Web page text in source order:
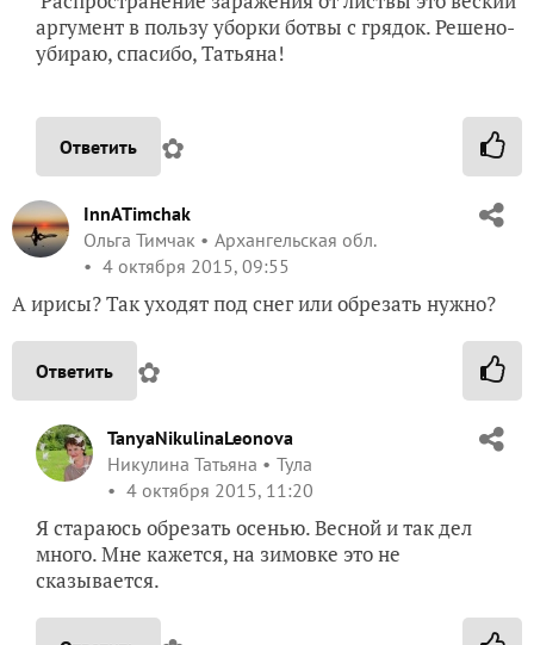
аргумент в пользу уборки ботвы с грядок. Решено-
убираю, спасибо, Татьяна!
Ответить ✿
InnATimchak
Ольга Тимчак
Архангельская обл.
4 октября 2015, 09:55
А ирисы? Так уходят под снег или обрезать нужно?
Ответить ✿
TanyaNikulinaLeonova
Никулина Татьяна
Тула
4 октября 2015, 11:20
Я стараюсь обрезать осенью. Весной и так дел
много. Мне кажется, на зимовке это не
сказывается.